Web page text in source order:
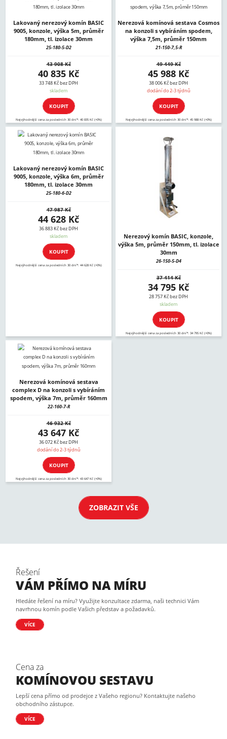
Lakovaný nerezový komín BASIC
9005, konzole, výška 5m, průměr
180mm, tl. izolace 30mm
25-180-5-D2
43 908 Kč
40 835 Kč
33 748 Kč bez DPH
skladem
KOUPIT
Nejvýhodnější cena za posledních 30 dní*: 40 835 Kč (+0%)
Nerezová komínová sestava Cosmos
na konzoli s vybíráním spodem,
výška 7,5m, průměr 150mm
21-150-7,5-R
49 449 Kč
45 988 Kč
38 006 Kč bez DPH
dodání do 2-3 týdnů
KOUPIT
Nejvýhodnější cena za posledních 30 dní*: 45 988 Kč (+0%)
Lakovaný nerezový komín BASIC
9005, konzole, výška 6m, průměr
180mm, tl. izolace 30mm
25-180-6-D2
47 987 Kč
44 628 Kč
36 883 Kč bez DPH
skladem
KOUPIT
Nejvýhodnější cena za posledních 30 dní*: 44 628 Kč (+0%)
Nerezový komín BASIC, konzole,
výška 5m, průměr 150mm, tl. izolace
30mm
26-150-5-D4
37 414 Kč
34 795 Kč
28 757 Kč bez DPH
skladem
KOUPIT
Nejvýhodnější cena za posledních 30 dní*: 34 795 Kč (+0%)
Nerezová komínová sestava
complex D na konzoli s vybíráním
spodem, výška 7m, průměr 160mm
22-160-7-R
46 932 Kč
43 647 Kč
36 072 Kč bez DPH
dodání do 2-3 týdnů
KOUPIT
Nejvýhodnější cena za posledních 30 dní*: 43 647 Kč (+0%)
ZOBRAZIT VŠE
Řešení
VÁM PŘÍMO NA MÍRU
Hledáte řešení na míru? Využijte konzultace zdarma, naši technici Vám
navrhnou komín podle Vašich představ a požadavků.
VÍCE
Cena za
KOMÍNOVOU SESTAVU
Lepší cena přímo od prodejce z Vašeho regionu? Kontaktujte našeho
obchodního zástupce.
VÍCE